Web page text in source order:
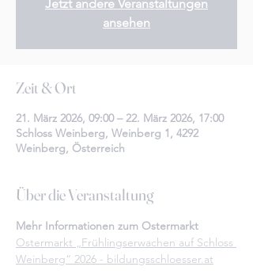
Jetzt andere Veranstaltungen
ansehen
Zeit & Ort
21. März 2026, 09:00 – 22. März 2026, 17:00
Schloss Weinberg, Weinberg 1, 4292
Weinberg, Österreich
Über die Veranstaltung
Mehr Informationen zum Ostermarkt
Ostermarkt „Frühlingserwachen auf Schloss
Weinberg“ 2026 - bildungsschloesser.at